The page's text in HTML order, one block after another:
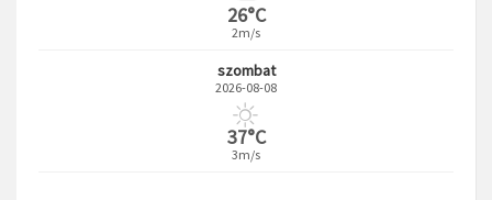
26°C
2m/s
szombat
2026-08-08
37°C
3m/s